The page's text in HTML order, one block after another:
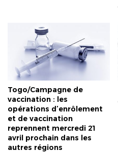
Togo/Campagne de
vaccination : les
opérations d’enrôlement
et de vaccination
reprennent mercredi 21
avril prochain dans les
autres régions